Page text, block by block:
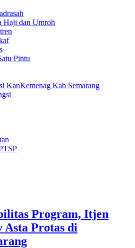
Haji dan Umroh
Pintu
KanKemenag Kab Semarang
Program, Itjen
Asta Protas di